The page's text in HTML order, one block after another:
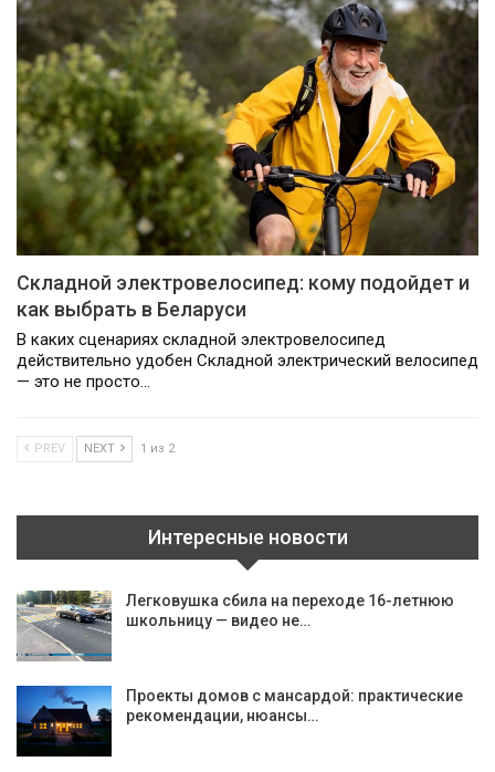
Складной электровелосипед: кому подойдет и
как выбрать в Беларуси
В каких сценариях складной электровелосипед
действительно удобен Складной электрический велосипед
— это не просто…
PREV NEXT 1 из 2
Интересные новости
Легковушка сбила на переходе 16-летнюю
школьницу — видео не…
Проекты домов с мансардой: практические
рекомендации, нюансы…